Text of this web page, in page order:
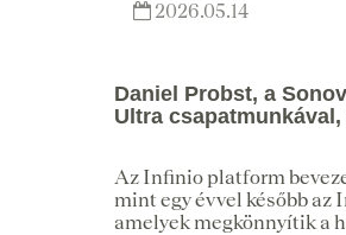
2026.05.14
Daniel Probst, a
Ultra
Az Infinio platform
mint egy évvel később
amelyek megkönnyítik a